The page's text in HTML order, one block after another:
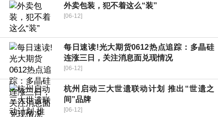
外卖包装，犯不着这么“装”
[06-12]
每日速读!光大期货0612热点追踪：多晶硅
连涨三日，关注消息面兑现情况
[06-12]
杭州启动三大世遗联动计划 推出“世遗之
间”品牌
[06-12]